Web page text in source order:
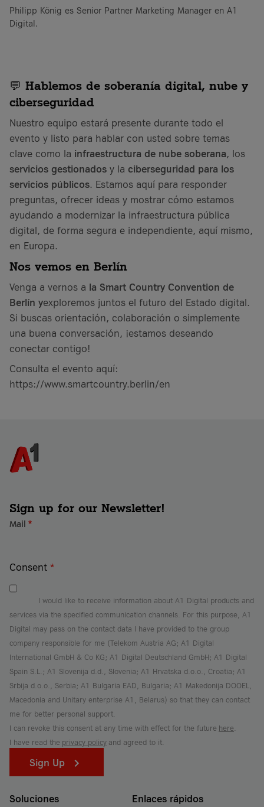
Philipp König es Senior Partner Marketing Manager en A1
Digital.
💬 Hablemos de soberanía digital, nube y
ciberseguridad
Nuestro equipo estará presente durante todo el
evento y listo para hablar con usted sobre temas
clave como la infraestructura de nube soberana, los
servicios gestionados y la ciberseguridad para los
servicios públicos. Estamos aquí para responder
preguntas, ofrecer ideas y mostrar cómo estamos
ayudando a modernizar la infraestructura pública
digital, de forma segura e independiente, aquí mismo,
en Europa.
Nos vemos en Berlín
Venga a vernos a la Smart Country Convention de
Berlín yexploremos juntos el futuro del Estado digital.
Si buscas orientación, colaboración o simplemente
una buena conversación, ¡estamos deseando
conectar contigo!
Consulta el evento aquí:
https://www.smartcountry.berlin/en
Sign up for our Newsletter!
Mail *
Consent *
I would like to receive information about A1 Digital products and
services via the specified communication channels. For this purpose, A1
Digital may pass on the contact data I have provided to the group
company responsible for me (Telekom Austria AG; A1 Digital
International GmbH & Co KG; A1 Digital Deutschland GmbH; A1 Digital
Spain S.L.; A1 Slovenija d.d., Slovenia; A1 Hrvatska d.o.o., Croatia; A1
Srbija d.o.o., Serbia; A1 Bulgaria EAD, Bulgaria; A1 Makedonija DOOEL,
Macedonia and Unitary enterprise A1, Belarus) so that they can contact
me for better personal support.
I can revoke this consent at any time with effect for the future here
I have read the privacy policy and agreed to it.
Sign Up
Soluciones Enlaces rápidos